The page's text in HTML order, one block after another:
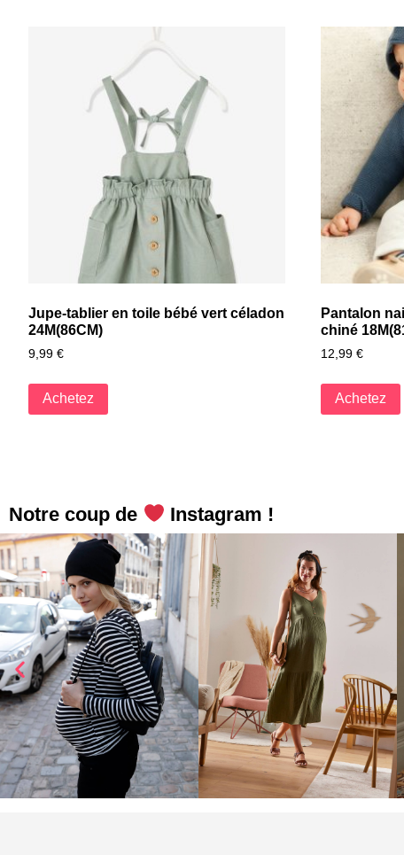
Jupe-tablier en toile bébé vert céladon
24M(86CM)
9,99 €
Achetez
Pantalon
chiné
12,99 €
Achetez
Notre coup de Instagram !